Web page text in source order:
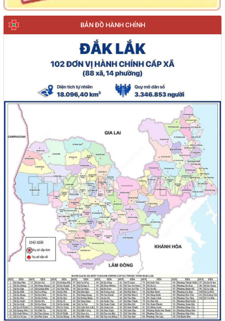
BẢN ĐỒ HÀNH CHÍNH